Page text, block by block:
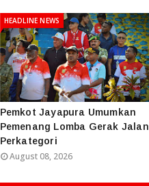
HEADLINE NEWS
Pemkot Jayapura Umumkan
Pemenang Lomba Gerak Jalan
Perkategori
August 08, 2026